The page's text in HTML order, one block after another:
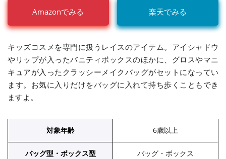
Amazonでみる 楽天でみる
キッズコスメを専門に扱うレイスのアイテム。アイシャドウ
やリップが入ったバニティボックスのほかに、グロスやマニ
キュアが入ったクラッシーメイクバッグがセットになってい
ます。お気に入りだけをバッグに入れて持ち歩くこともでき
ますよ。
対象年齢 6歳以上
バッグ型・ボックス型 バッグ・ボックス